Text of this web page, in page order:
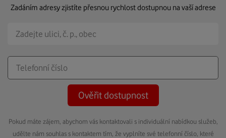
Zadáním adresy zjistíte přesnou rychlost dostupnou na vaší adrese
Ověřit dostupnost
Pokud máte zájem, abychom vás kontaktovali s individuální nabídkou služeb,
udělte nám souhlas s kontaktem tím, že vyplníte své telefonní číslo, které